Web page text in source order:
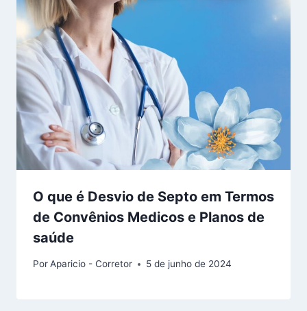
O que é Desvio de Septo em Termos
de Convênios Medicos e Planos de
saúde
PorAparicio - Corretor 5 de junho de 2024